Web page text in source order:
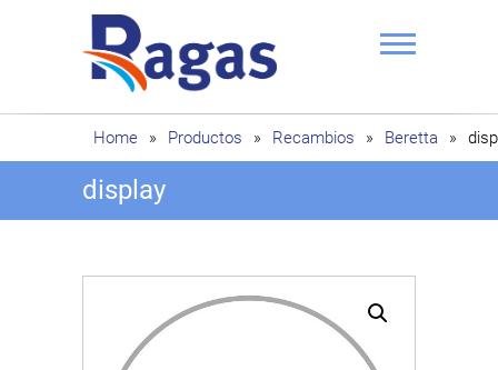
Ragas
Home » Productos » Recambios » Beretta »
display